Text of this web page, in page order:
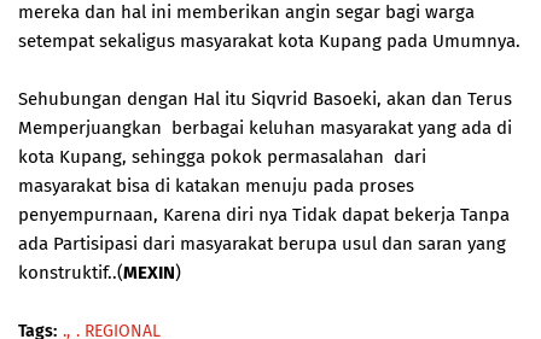
mereka dan hal ini memberikan angin segar bagi warga
setempat sekaligus masyarakat kota Kupang pada Umumnya.
Sehubungan dengan Hal itu Siqvrid Basoeki, akan dan Terus
Memperjuangkan berbagai keluhan masyarakat yang ada di
kota Kupang, sehingga pokok permasalahan dari
masyarakat bisa di katakan menuju pada proses
penyempurnaan, Karena diri nya Tidak dapat bekerja Tanpa
ada Partisipasi dari masyarakat berupa usul dan saran yang
konstruktif..(MEXIN)
Tags: . . REGIONAL